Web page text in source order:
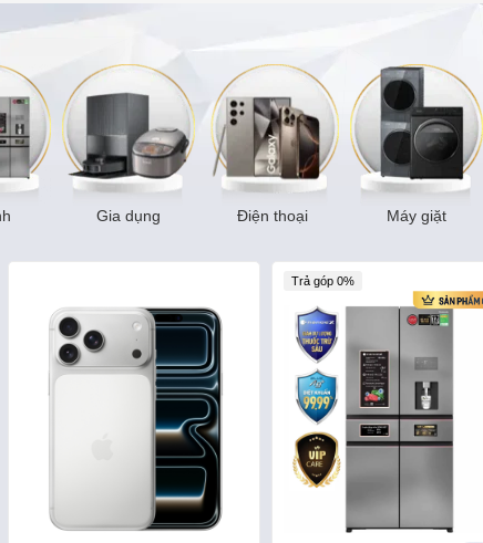
Gia dụng Điện thoại Máy giặt
Trả góp 0%